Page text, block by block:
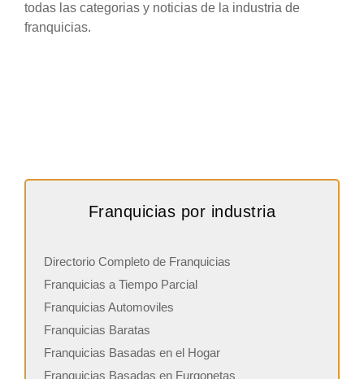
todas las categorias y noticias de la industria de
franquicias.
Franquicias por industria
Directorio Completo de Franquicias
Franquicias a Tiempo Parcial
Franquicias Automoviles
Franquicias Baratas
Franquicias Basadas en el Hogar
Franquicias Basadas en Furgonetas